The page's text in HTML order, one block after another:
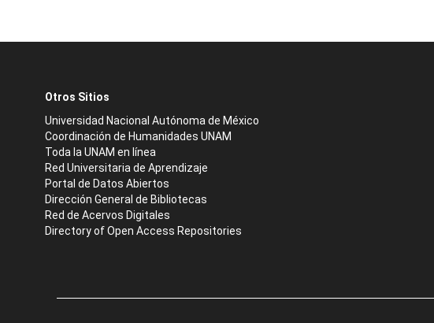
Otros Sitios
Universidad Nacional Autónoma de México
Coordinación de Humanidades UNAM
Toda la UNAM en línea
Red Universitaria de Aprendizaje
Portal de Datos Abiertos
Dirección General de Bibliotecas
Red de Acervos Digitales
Directory of Open Access Repositories